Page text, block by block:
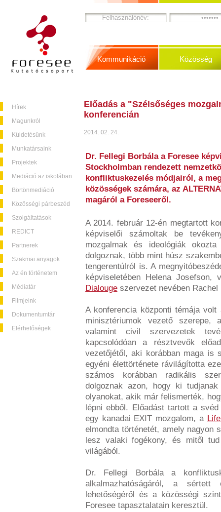
Hírek
Magunkról
Küldetésünk
Munkatársaink
Projektek
Mediáció az iskolában
Börtönmediáció
Közösségi párbeszéd
Szolgáltatások
REDICT
Partnerek
Szakmai anyagok
Az én történetem
Médiatár
Filmjeink
Dokumentumtár
Elérhetőségek
Kommunikáció Közösség
Előadás a "Szélsőséges
konferencián
2014. 02. 24.
Dr. Fellegi Borbála a Foresee
Stockholmban rendezett
konfliktuskezelés módjairól, a
közösségek számára, az
magáról a Foreseeről.
A 2014. február 12-én megtartott
képviselői számoltak be
mozgalmak és ideológiák
dolgoznak, több mint húsz
tengerentúlról is. A
képviseletében Helena
Dialouge szervezet nevében
A konferencia központi témája
minisztériumok vezető szerepe,
valamint civil szervezetek
kapcsolódóan a résztvevők
vezetőjétől, aki korábban maga is
egyéni élettörténete rávilágította
számos korábban radikális
dolgoznak azon, hogy ki
olyanokat, akik már felismerték,
lépni ebből. Előadást tartott a
egy kanadai EXIT mozgalom, a
elmondta történetét, amely nagyon
lesz valaki fogékony, és mitől
világából.
Dr. Fellegi Borbála a
alkalmazhatóságáról, a
lehetőségéről és a közösségi
Foresee tapasztalatain keresztül.